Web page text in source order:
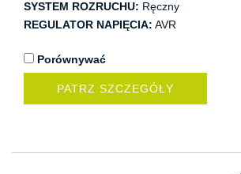
SYSTEM ROZRUCHU: Ręczny
REGULATOR NAPIĘCIA: AVR
Porównywać
PATRZ SZCZEGÓŁY